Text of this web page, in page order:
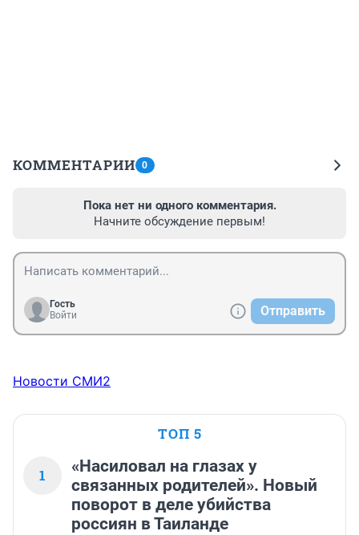
КОММЕНТАРИИ 0
Пока нет ни одного комментария.
Начните обсуждение первым!
Гость
Войти
Отправить
Новости СМИ2
ТОП 5
1
«Насиловал на глазах у
связанных родителей». Новый
поворот в деле убийства
россиян в Таиланде